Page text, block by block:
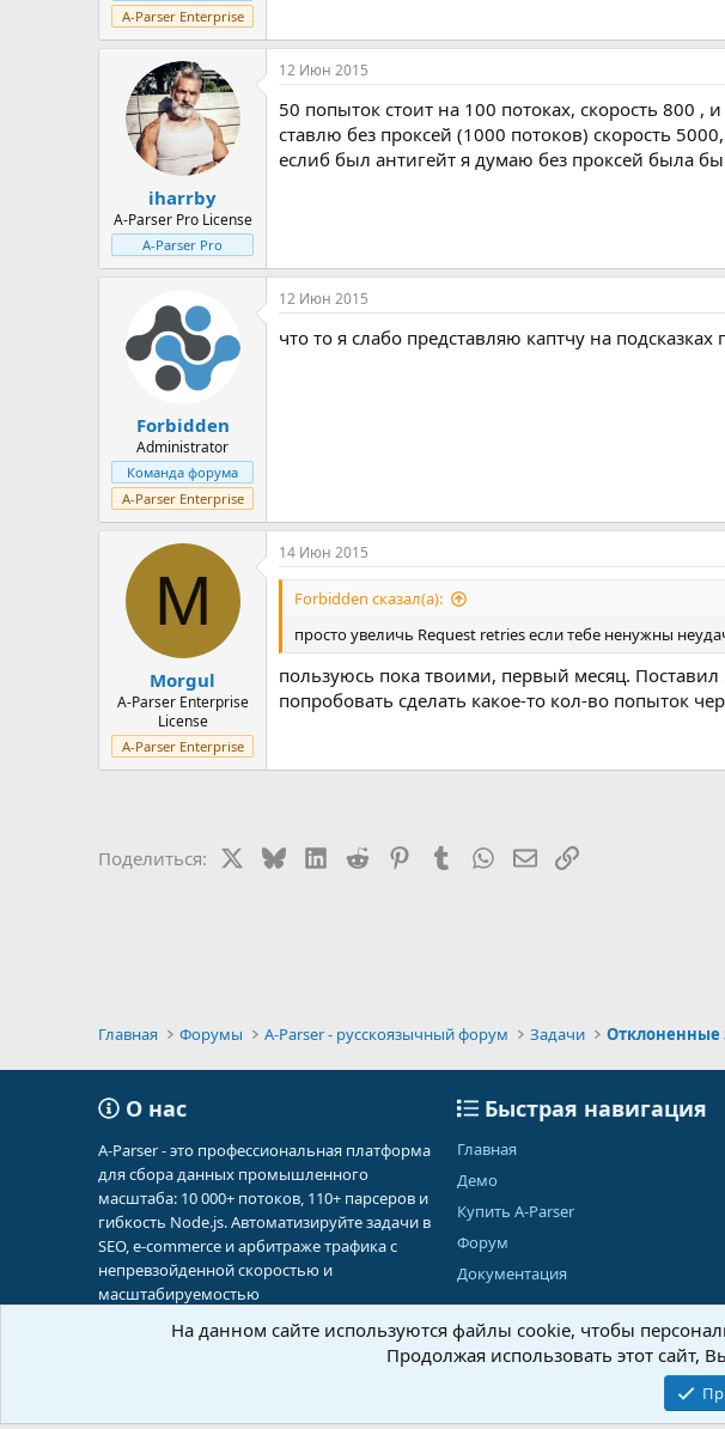
A-Parser Enterprise
iharrby
A-Parser Pro License
A-Parser Pro
12 Июн 2015
50 попыток стоит на 100 потоках, скорость 800 ,
ставлю без проксей (1000 потоков) скорость
еслиб был антигейт я думаю без проксей была
Forbidden
Administrator
Команда форума
A-Parser Enterprise
12 Июн 2015
что то я слабо представляю каптчу на подсказках
M
Morgul
A-Parser Enterprise
License
A-Parser Enterprise
14 Июн 2015
Forbidden сказал(а):
просто увеличь Request retries если тебе ненужны
пользуюсь пока твоими, первый месяц.
попробовать сделать какое-то кол-во попыток
Поделиться: BlueskyLinkedIn
Reddit PinterestTumblrWhatsAppЭлектронная почта
Ссылка
Главная Форумы A-Parser - русскоязычный форум Задачи Отклоненные
О нас
A-Parser - это профессиональная платформа
для сбора данных промышленного
масштаба: 10 000+ потоков, 110+ парсеров и
гибкость Node.js. Автоматизируйте задачи в
SEO, e-commerce и арбитраже трафика с
непревзойденной скоростью и
масштабируемостью
Быстрая навигация
Главная
Демо
Купить A-Parser
Форум
Документация
Community
На данном сайте используются файлы cookie, чтобы
Продолжая использовать этот сайт,